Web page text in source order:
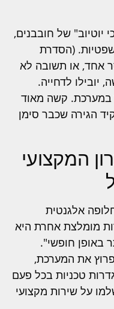
של חובבנים,
(הסדרת
אחד, או תשובה לא
יובילו לדחייה.
במערכת. קשה מאוד
הגירה שכבר סימן
המקצועי
אלגנטית
מומלצת אחרת היא
באופן חופשי".
את המערכת,
טכניות בכל פעם
על שירות מקצועי